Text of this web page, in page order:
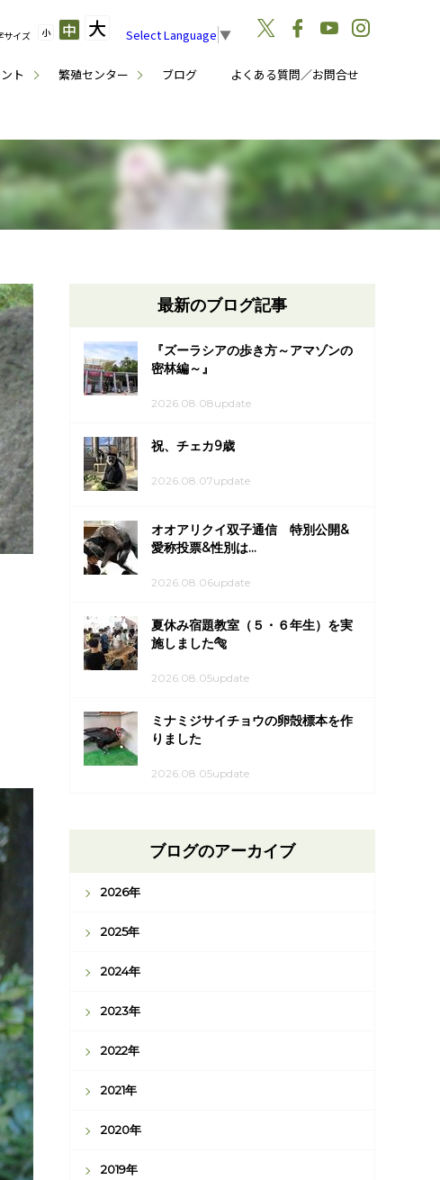
ト 繁殖センター ブログ よくある質問／お問合せ
サイズ 小 中 大 Select Language ▼
最新のブログ記事
『ズーラシアの歩き方～アマゾンの
密林編～』
2026.08.08update
祝、チェカ9歳
2026.08.07update
オオアリクイ双子通信 特別公開&
愛称投票&性別は...
2026.08.06update
夏休み宿題教室（５・６年生）を実
施しました🐅
2026.08.05update
ミナミジサイチョウの卵殻標本を作
りました
2026.08.05update
ブログのアーカイブ
2026年
2025年
2024年
2023年
2022年
2021年
2020年
2019年